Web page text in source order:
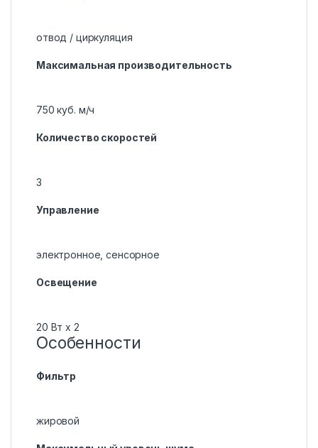
отвод / циркуляция
Максимальная производительность
750 куб. м/ч
Количество скоростей
3
Управление
электронное, сенсорное
Освещение
20 Вт х 2
Особенности
Фильтр
жировой